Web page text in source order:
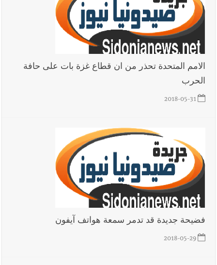
الامم المتحدة تحذر من ان قطاع غزة بات على حافة
الحرب
2018-05-31
فضيحة جديدة قد تدمر سمعة هواتف آيفون
2018-05-29